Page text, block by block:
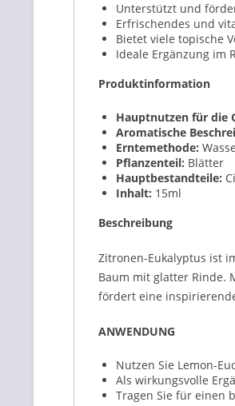
Unterstützt und
Erfrischendes und
Bietet viele topische
Ideale Ergänzung im
Produktinformation
Hauptnutzen für die
Aromatische
Erntemethode:
Pflanzenteil: Blätter
Hauptbestandteile:
Inhalt: 15ml
Beschreibung
Zitronen-Eukalyptus ist
Baum mit glatter Rinde.
fördert eine
ANWENDUNG
Nutzen Sie Lemon-
Als wirkungsvolle
Tragen Sie für einen